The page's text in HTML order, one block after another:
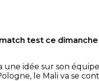
test ce
idée sur son
le Mali va se